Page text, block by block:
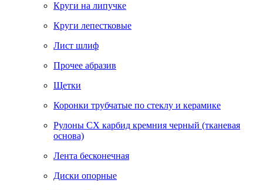
Круги на липучке
Круги лепестковые
Лист шлиф
Прочее абразив
Щетки
Коронки трубчатые по стеклу и керамике
Рулоны CX карбид кремния черный (тканевая
основа)
Лента бесконечная
Диски опорные